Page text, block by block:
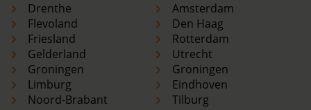
Drenthe
Flevoland
Friesland
Gelderland
Groningen
Limburg
Noord-Brabant
Amsterdam
Den Haag
Rotterdam
Utrecht
Groningen
Eindhoven
Tilburg